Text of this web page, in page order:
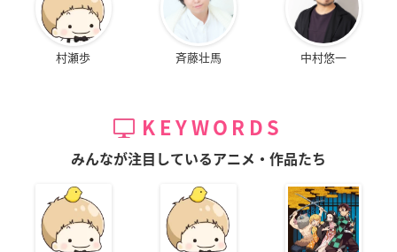
村瀬歩 斉藤壮馬 中村悠一
KEYWORDS
みんなが注目しているアニメ・作品たち